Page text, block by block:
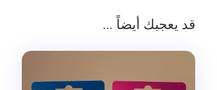
قد يعجبك أيضاً ...